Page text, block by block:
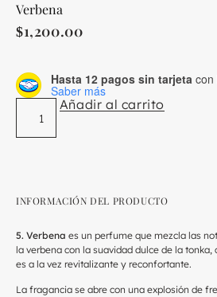
Verbena
$1,200.00
Hasta 12 pagos sin tarjeta con
Saber más
Añadir al carrito
INFORMACIÓN DEL PRODUCTO
5. Verbena es un perfume que mezcla las
la verbena con la suavidad dulce de la
es a la vez revitalizante y reconfortante.
La fragancia se abre con una explosión de